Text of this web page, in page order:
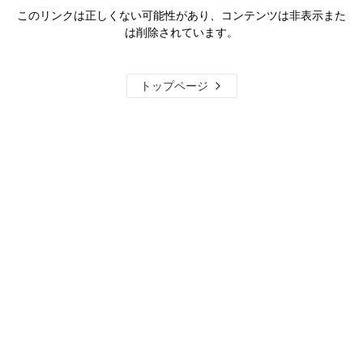
このリンクは正しくない可能性があり、コンテンツは非表示また
は削除されています。
トップページ